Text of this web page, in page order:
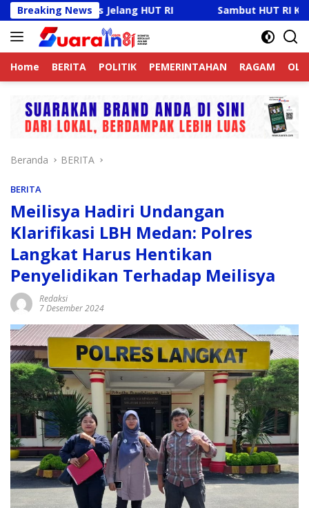
Langsung
ke
konten
Breaking News
HUT RI Sambut HUT RI Ke-81, Ricky Anthony
Home BERITA POLITIK PEMERINTAHAN RAGAM
Beranda BERITA
BERITA
Meilisya Hadiri Undangan
Klarifikasi LBH Medan: Polres
Langkat Harus Hentikan
Penyelidikan Terhadap Meilisya
Redaksi
7 Desember 2024